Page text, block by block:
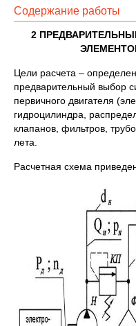
Содержание работы
2
Цели расчета –
предварительный выбор
первичного двигателя
гидроцилиндра,
клапанов, фильтров,
лета.
Расчетная схема